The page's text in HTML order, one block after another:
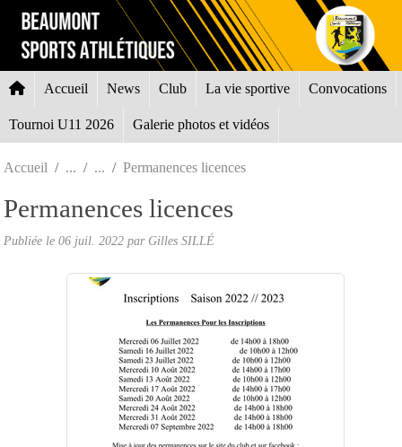
Accueil News Club La vie sportive Convocations
Tournoi U11 2026 Galerie photos et vidéos
Accueil Permanences licences
Permanences licences
Publiée le 06 juil. 2022 par Gilles SILLÉ
Panneau de gestion des cookies